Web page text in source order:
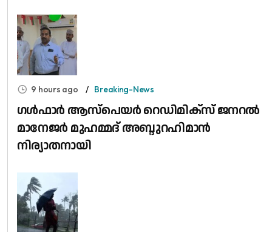
9 hours ago Breaking-News
​ഗൾഫാർ ആസ്പെയർ റെഡിമിക്സ് ജനറൽ
മാനേജർ മുഹമ്മദ് അബ്ദുറഹിമാൻ
നിര്യാതനായി